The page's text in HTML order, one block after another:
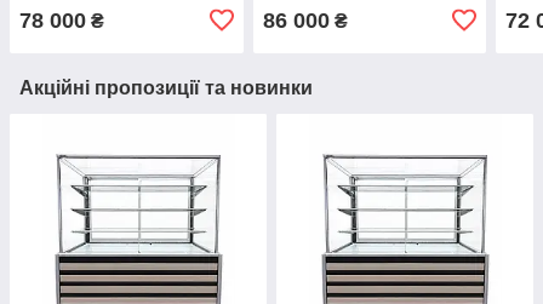
78 000 ₴ 86 000₴ 72
Акційні пропозиції та новинки